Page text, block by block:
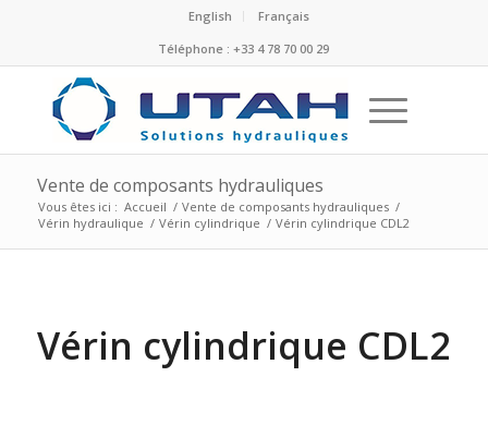
English
Français
Téléphone : +33 4 78 70 00 29
Vente de composants hydrauliques
Vous êtes ici : Accueil / Vente de composants hydrauliques /
Vérin hydraulique / Vérin cylindrique / Vérin cylindrique CDL2
Vérin cylindrique CDL2